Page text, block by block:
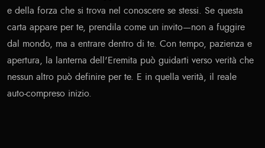
e della forza che si trova nel conoscere se stessi. Se questa
carta appare per te, prendila come un invito—non a fuggire
dal mondo, ma a entrare dentro di te. Con tempo, pazienza e
apertura, la lanterna dell'Eremita può guidarti verso verità che
nessun altro può definire per te. E in quella verità, il reale
auto-compreso inizio.